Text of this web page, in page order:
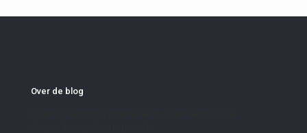
Over de blog